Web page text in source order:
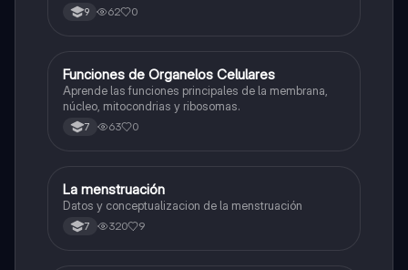
9 62 0
FBiologia
Funciones de Organelos Celulares
Aprende las funciones principales de la membrana,
núcleo, mitocondrias y ribosomas.
7 63 0
Biologia
La menstruación
Datos y conceptualizacion de la menstruación
7 320 9